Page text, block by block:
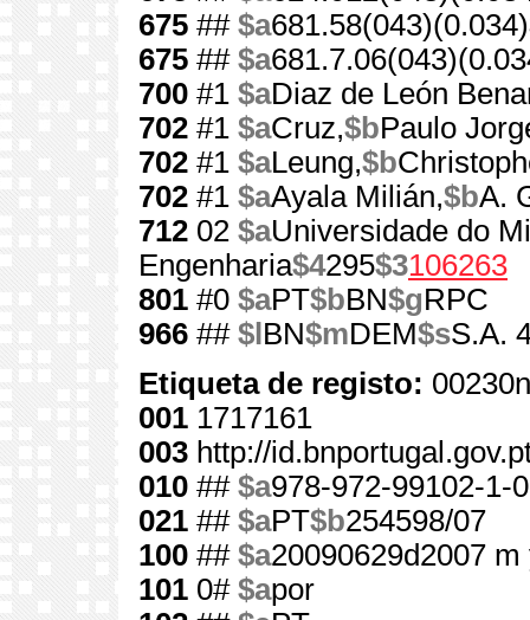
675 ## $a681.58(043)(0.034)
675 ## $a
700 #1 $aDiaz de León
702 #1 $aCruz,$bPaulo
702 #1 $aLeung,$b
702 #1 $aAyala Milián,$bA.
712 02 $aUniversidade do
Engenharia$4295$3106263
801 #0 $aPT$bBN$gRPC
966 ## $l BN$mDEM$sS.A.
Etiqueta de registo:
001 1717161
003 http://
010 ## $a978-972-99102-1-0
021 ## $aPT$b254598/07
100 ## $a20090629d2007
101 0# $apor